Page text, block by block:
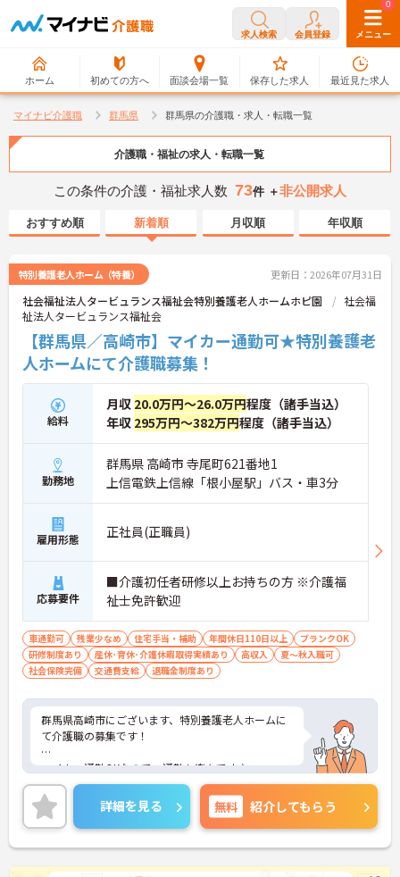
求人検索 会員登録 メニュー
ホーム 初めての方へ 面談会場一覧
0
保存した求人
0
最近見た求人
マイナビ介護職 群馬県 群馬県の介護職・求人・転職一覧
介護職・福祉の求人・転職一覧
この条件の介護・福祉求人数 73件 ＋非公開求人
おすすめ順 新着順 月収順 年収順
特別養護老人ホーム（特養） 更新日：2026年07月31日
社会福祉法人タービュランス福祉会特別養護老人ホームホピ園
社会福
祉法人タービュランス福祉会
【群馬県／高崎市】マイカー通勤可★特別養護老
人ホームにて介護職募集！
給料
月収 20.0万円～26.0万円程度（諸手当込）
年収 295万円～382万円程度（諸手当込）
勤務地
群馬県 高崎市 寺尾町621番地1
上信電鉄上信線「根小屋駅」バス・車3分
雇用形態 正社員(正職員)
応募要件
■介護初任者研修以上お持ちの方 ※介護福
祉士免許歓迎
車通勤可 残業少なめ 住宅手当・補助 年間休日110日以上
ブランクOK
研修制度あり
産休･育休･介護休暇取得実績あり 高収入
夏～秋入職可
社会保険完備
交通費支給 退職金制度あり
群馬県高崎市にございます、特別養護老人ホームに
て介護職の募集です！
マイカー通勤OKなので、通勤も楽々です♪
福利厚生も整っておりますので安心して就業して頂
けます。
ご興味のある方はお気軽にお問い合わせ下さい。
詳細を見る 無料 紹介してもらう